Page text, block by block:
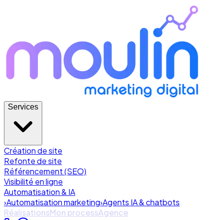
Services
Création de site
Refonte de site
Référencement (SEO)
Visibilité en ligne
Automatisation & IA
›Automatisation marketing›Agents IA & chatbots
RéalisationsMon processAgence